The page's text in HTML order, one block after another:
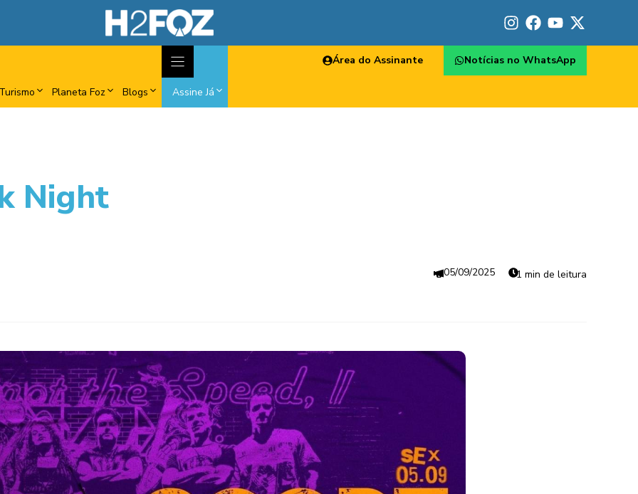
Planeta Foz Blogs Assine Já
Área do Assinante Notícias no WhatsApp
Night
05/09/2025 1 min de leitura